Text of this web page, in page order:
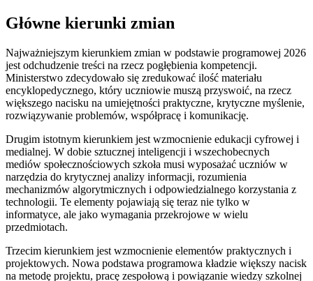
Główne kierunki zmian
Najważniejszym kierunkiem zmian w podstawie programowej 2026
jest odchudzenie treści na rzecz pogłębienia kompetencji.
Ministerstwo zdecydowało się zredukować ilość materiału
encyklopedycznego, który uczniowie muszą przyswoić, na rzecz
większego nacisku na umiejętności praktyczne, krytyczne myślenie,
rozwiązywanie problemów, współpracę i komunikację.
Drugim istotnym kierunkiem jest wzmocnienie edukacji cyfrowej i
medialnej. W dobie sztucznej inteligencji i wszechobecnych
mediów społecznościowych szkoła musi wyposażać uczniów w
narzędzia do krytycznej analizy informacji, rozumienia
mechanizmów algorytmicznych i odpowiedzialnego korzystania z
technologii. Te elementy pojawiają się teraz nie tylko w
informatyce, ale jako wymagania przekrojowe w wielu
przedmiotach.
Trzecim kierunkiem jest wzmocnienie elementów praktycznych i
projektowych. Nowa podstawa programowa kładzie większy nacisk
na metodę projektu, pracę zespołową i powiązanie wiedzy szkolnej